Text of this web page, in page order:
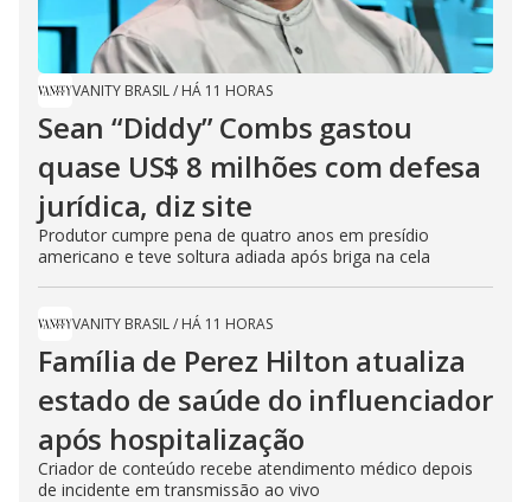
VANITY BRASIL/ HÁ 11 HORAS
Sean “Diddy” Combs gastou
quase US$ 8 milhões com defesa
jurídica, diz site
Produtor cumpre pena de quatro anos em presídio
americano e teve soltura adiada após briga na cela
VANITY BRASIL/ HÁ 11 HORAS
Família de Perez Hilton atualiza
estado de saúde do influenciador
após hospitalização
Criador de conteúdo recebe atendimento médico depois
de incidente em transmissão ao vivo